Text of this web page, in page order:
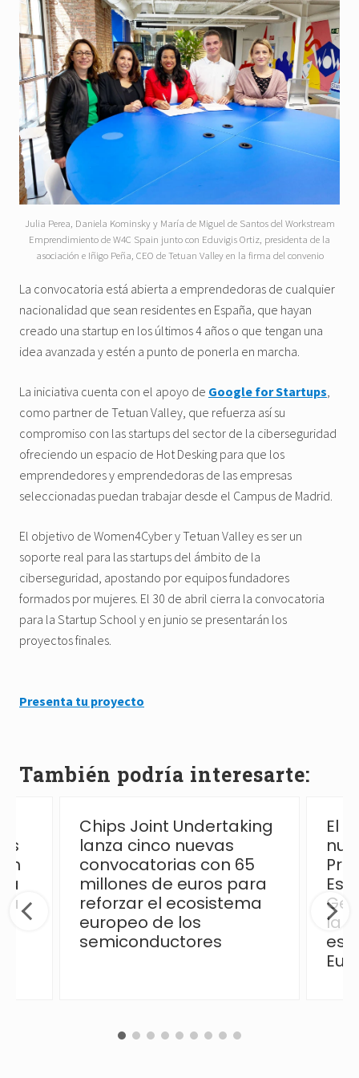
Julia Perea, Daniela Kominsky y María de Miguel de Santos del Workstream
Emprendimiento de W4C Spain junto con Eduvigis Ortiz, presidenta de la
asociación e Iñigo Peña, CEO de Tetuan Valley en la firma del convenio
La convocatoria está abierta a emprendedoras de cualquier
nacionalidad que sean residentes en España, que hayan
creado una startup en los últimos 4 años o que tengan una
idea avanzada y estén a punto de ponerla en marcha.
La iniciativa cuenta con el apoyo de Google for Startups,
como partner de Tetuan Valley, que refuerza así su
compromiso con las startups del sector de la ciberseguridad
ofreciendo un espacio de Hot Desking para que los
emprendedores y emprendedoras de las empresas
seleccionadas puedan trabajar desde el Campus de Madrid.
El objetivo de Women4Cyber y Tetuan Valley es ser un
soporte real para las startups del ámbito de la
ciberseguridad, apostando por equipos fundadores
formados por mujeres. El 30 de abril cierra la convocatoria
para la Startup School y en junio se presentarán los
proyectos finales.
Presenta tu proyecto
También podría interesarte:
Chips Joint Undertaking
lanza cinco nuevas
convocatorias con 65
millones de euros para
reforzar el ecosistema
europeo de los
semiconductores
El
la